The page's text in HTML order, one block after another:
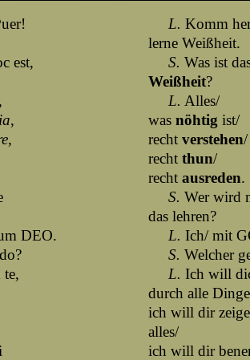
est,
,
,
DEO.
L. Komm
lerne Weißheit.
S. Was ist
Weißheit?
L. Alles/
was nöhtig ist/
recht verstehen/
recht thun/
recht ausreden.
S. Wer wird
das lehren?
L. Ich/ mit
S. Welcher
te,
L. Ich will
durch alle
ich will dir
alles/
ich will dir